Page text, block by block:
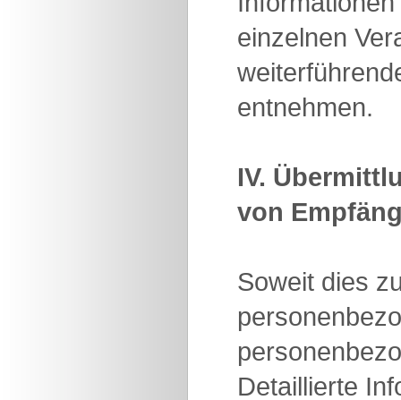
einzelnen
entnehmen.
IV.
von
Soweit dies
Detaillierte